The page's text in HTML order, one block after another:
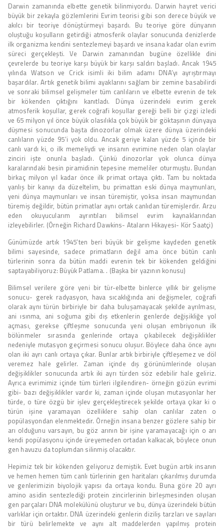
Darwin zamanında elbette genetik bilinmiyordu. Darwin hayret verici
büyük bir zekayla gözlemlerini Evrim teorisi gibi son derece büyük ve
akılcı bir teoriye dönüştürmeyi başardı. Bu teoriye göre dünyanın
oluştuğu koşulların getirdiği atmosferik olaylar sonucunda denizlerde
ilk organizma kendini sentezlemeyi başardı ve insana kadar olan evrim
süreci gerçekleşti. Ve Darwin zamanından bugüne özellikle dini
çevrelerde bu teoriye karşı büyük bir karşı saldırı başladı. Ancak 1945
yılında Watson ve Crick isimli iki bilim adamı DNA’yı ayrıştırmayı
başardılar. Artık genetik bilimi ayaklarını sağlam bir zemine basabilirdi
ve sonraki bilimsel gelişmeler tüm canlıların ve elbette evrenin de tek
bir kökenden çıktığını kanıtladı. Dünya üzerindeki evrim gerek
atmosferik koşullar, gerek coğrafi koşullar gereği belli bir çizgi izledi
ve 65 milyon yıl önce büyük olasılıkla çok büyük bir göktaşının dünyaya
düşmesi sonucunda başta dinozorlar olmak üzere dünya üzerindeki
canlıların yüzde 95’i yok oldu. Ancak geriye kalan yüzde 5 içinde bir
canlı vardı ki, o ilk memeliydi ve insanın evrimine neden olan olaylar
zinciri işte onunla başladı. Çünkü dinozorlar yok olunca dünya
karalarındaki besin piramidinin tepesine memeliler oturmuştu. Bundan
birkaç milyon yıl kadar önce ilk primat ortaya çıktı. Tam bu noktada
yanlış bir kanıyı da düzeltelim, bu primattan eski dünya maymunları,
yeni dünya maymunları ve insan türemiştir, yoksa insan maymundan
türemiş değildir, bütün primatlar aynı ortak canlıdan türemişlerdir. Arzu
eden okuyucularım ayrıntıları bilimsel evrim kaynaklarından
izleyebilirler. (Örneğin Richard Dawkins- Ataların Hikayesi- Kör Saatçi)
Günümüzde artık 1945’ten beri büyük bir gelişme kaydeden genetik
bilimi sayesinde, sadece primatların değil ama önce bütün canlı
türlerinin sonra da bütün maddi evrenin tek bir kökenden geldiğini
saptayabiliyoruz: Büyük Patlama. . (Başka bir yazının konusu)
Bilimsel verilere göre yeni bir tür-elbette binlerce yıllık bir gelişme
sonucu- gerek radyasyon, hava sıcaklığında ani değişmeler, coğrafi
olarak aynı türün birbiriyle bir daha buluşamayacak şekilde ayrılması,
ani ısınma, ani soğuma gibi dış etkenlerin genlerde değişikliğe yol
açması, gerekse çiftleşme sonucunda yeni oluşan embriyonun ilk
bölünmeler sırasında genlerinde ortaya çıkabilecek değişiklikler
nedeniyle mutasyon geçirmesi sonucu oluşur. Böylece daha önce aynı
olan iki ayrı canlı ortaya çıkar. Bunlar artık birbiriyle çiftleşemez ve döl
veremez hale gelirler. Zaman içinde dış görünümlerinde oluşan
değişiklikler sonucunda artık iki ayrı türden söz edebilir hale geliriz.
Ayrıca evrimimiz içinde tüm türleri ilgilendiren- örneğin gözün evrimi
gibi- bazı değişiklikler vardır ki, zaman içinde oluşan mutasyonlar her
türde, o türe özgü bir işlev gerçekleştirecek şekilde ortaya çıkar ki o
türün işine yaramayan özelliklere sahip olan canlılar zaten o
popülasyondan elenmektedir. Örneğin insana benzer gözlere sahip bir
arı olduğunu varsayın, bu göz arının bir işine yaramayacağı için o arı
kendi popülasyonu içinde üreyemeden ortadan kalkacak, böylece onun
gen havuzu da toplumdan silinmiş olacaktır.
Hepimiz tek bir kökenden geliyoruz demiştik. Evet bugün artık insanın
ve hemen hemen tüm canlı türlerinin gen haritaları çıkarılmış durumda
ve genlerimizin biyolojik yapısı da ortaya kondu. Buna göre 20 ayrı
amino asidin sentezlediği protein zincirlerinin birleşmesinden oluşan
gen parçaları DNA molekülünü oluşturur ve bu, dünya üzerindeki bütün
varlıklar için ortaktır. DNA üzerindeki genlerin diziliş tarzları ve sayıları
bir türü belirlemekte ve aynı alt maddelerden yapılmış protein